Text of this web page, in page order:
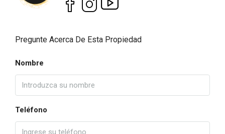
Pregunte Acerca De Esta Propiedad
Nombre
Teléfono